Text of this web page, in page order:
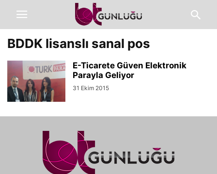
BDDK lisanslı sanal pos
E-Ticarete Güven Elektronik
Parayla Geliyor
31 Ekim 2015